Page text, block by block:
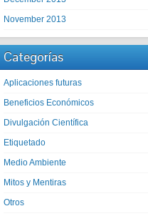
November 2013
Categorías
Aplicaciones futuras
Beneficios Económicos
Divulgación Científica
Etiquetado
Medio Ambiente
Mitos y Mentiras
Otros